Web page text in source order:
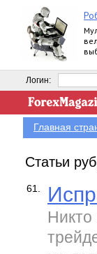
Логин:
Главная
Статьи
61.